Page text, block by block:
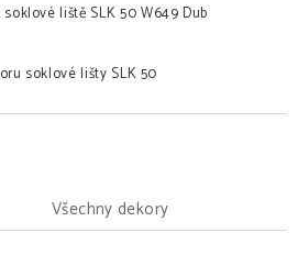
liště SLK 50 W649 Dub
soklové lišty SLK 50
Všechny dekory